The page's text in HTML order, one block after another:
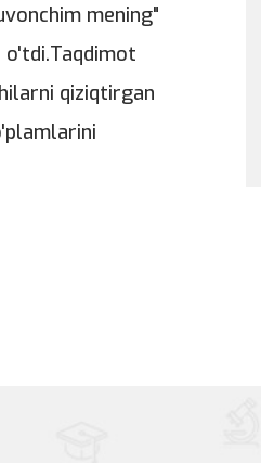
mening"
qiziqtirgan